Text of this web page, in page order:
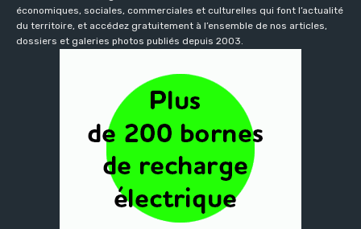
économiques, sociales, commerciales et culturelles qui font l’actualité
du territoire, et accédez gratuitement à l’ensemble de nos articles,
dossiers et galeries photos publiés depuis 2003.